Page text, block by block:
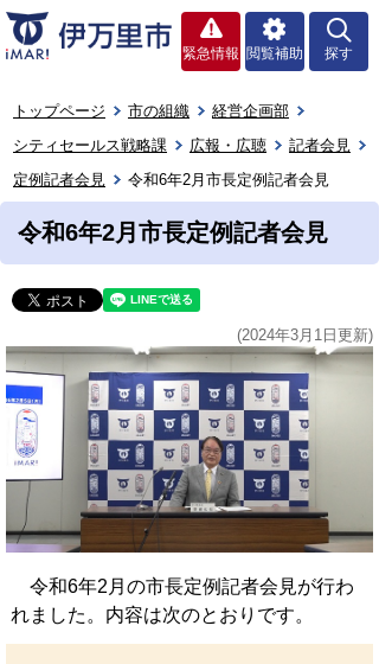
緊急情報 閲覧補助 探す
トップページ 市の組織
経営企画部
シティセールス戦略課
広報・広聴
記者会見
定例記者会見
令和6年2月市長定例記者会見
令和6年2月市長定例記者会見
(2024年3月1日更新)
令和6年2月の市長定例記者会見が行わ
れました。内容は次のとおりです。